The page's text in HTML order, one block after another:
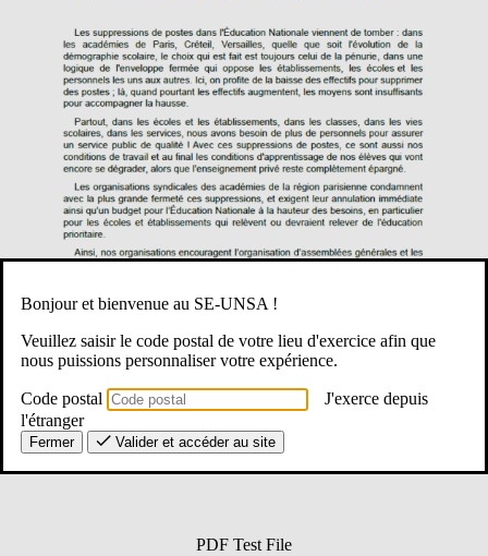
Pour les personnels du 1er degré, l’intention de grève doit être
transmise à l’IEN avant le
PDF Test File
Bonjour et bienvenue au SE-UNSA !
Veuillez saisir le code postal de votre lieu d'exercice afin que
nous puissions personnaliser votre expérience.
Code postal
J'exerce depuis
l'étranger
Fermer Valider et accéder au site